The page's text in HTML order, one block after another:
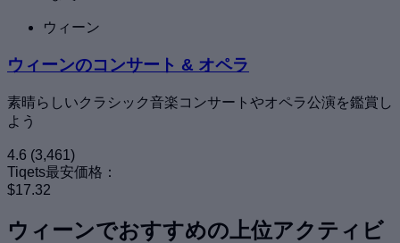
ウィーン
ウィーンのコンサート & オペラ
素晴らしいクラシック音楽コンサートやオペラ公演を鑑賞し
よう
4.6 (3,461)
Tiqets最安価格：
$17.32
ウィーンでおすすめの上位アクティビ